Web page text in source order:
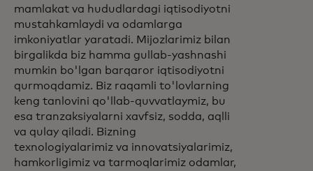
mamlakat va hududlardagi iqtisodiyotni
mustahkamlaydi va odamlarga
imkoniyatlar yaratadi. Mijozlarimiz bilan
birgalikda biz hamma gullab-yashnashi
mumkin bo'lgan barqaror iqtisodiyotni
qurmoqdamiz. Biz raqamli to'lovlarning
keng tanlovini qo'llab-quvvatlaymiz, bu
esa tranzaksiyalarni xavfsiz, sodda, aqlli
va qulay qiladi. Bizning
texnologiyalarimiz va innovatsiyalarimiz,
hamkorligimiz va tarmoqlarimiz odamlar,